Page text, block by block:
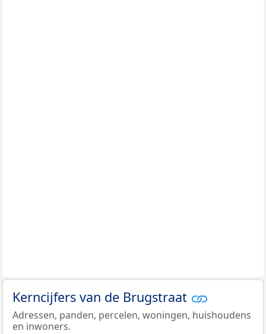
Kerncijfers van de Brugstraat
Adressen, panden, percelen, woningen, huishoudens
en inwoners.